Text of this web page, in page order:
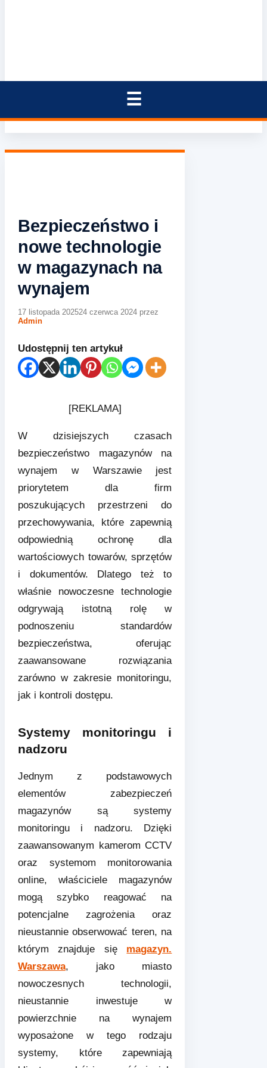
Bezpieczeństwo i
nowe technologie
w magazynach na
wynajem
17 listopada 202524 czerwca 2024 przez
Admin
Udostępnij ten artykuł
[REKLAMA]
W dzisiejszych czasach
bezpieczeństwo magazynów na
wynajem w Warszawie jest
priorytetem dla firm
poszukujących przestrzeni do
przechowywania, które zapewnią
odpowiednią ochronę dla
wartościowych towarów, sprzętów
i dokumentów. Dlatego też to
właśnie nowoczesne technologie
odgrywają istotną rolę w
podnoszeniu standardów
bezpieczeństwa, oferując
zaawansowane rozwiązania
zarówno w zakresie monitoringu,
jak i kontroli dostępu.
Systemy monitoringu i
nadzoru
Jednym z podstawowych
elementów zabezpieczeń
magazynów są systemy
monitoringu i nadzoru. Dzięki
zaawansowanym kamerom CCTV
oraz systemom monitorowania
online, właściciele magazynów
mogą szybko reagować na
potencjalne zagrożenia oraz
nieustannie obserwować teren, na
którym znajduje się magazyn.
Warszawa, jako miasto
nowoczesnych technologii,
nieustannie inwestuje w
powierzchnie na wynajem
wyposażone w tego rodzaju
systemy, które zapewniają